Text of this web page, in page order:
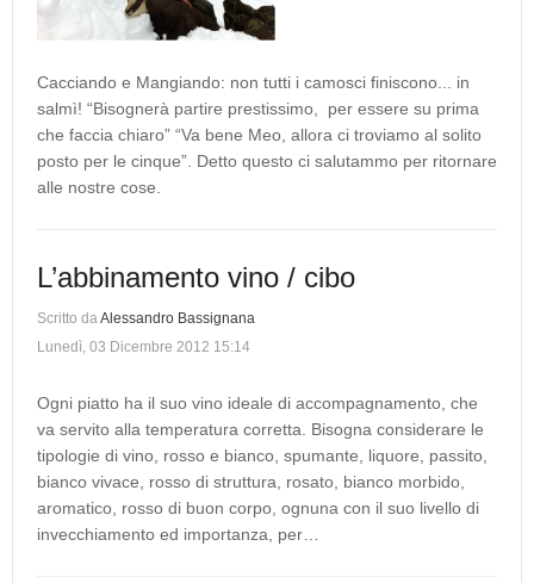
Cacciando e Mangiando: non tutti i camosci finiscono... in
salmì! “Bisognerà partire prestissimo, per essere su prima
che faccia chiaro” “Va bene Meo, allora ci troviamo al solito
posto per le cinque”. Detto questo ci salutammo per ritornare
alle nostre cose.
L’abbinamento vino / cibo
Scritto daAlessandro Bassignana
Lunedì, 03 Dicembre 2012 15:14
Ogni piatto ha il suo vino ideale di accompagnamento, che
va servito alla temperatura corretta. Bisogna considerare le
tipologie di vino, rosso e bianco, spumante, liquore, passito,
bianco vivace, rosso di struttura, rosato, bianco morbido,
aromatico, rosso di buon corpo, ognuna con il suo livello di
invecchiamento ed importanza, per…